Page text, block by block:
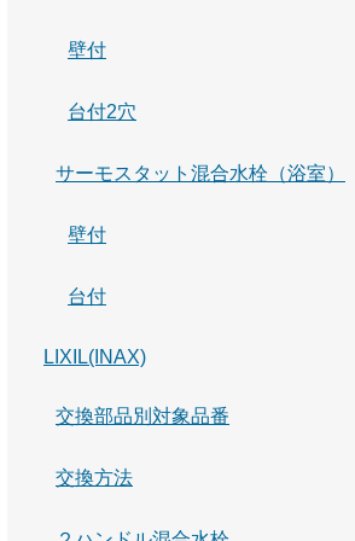
壁付
台付2穴
サーモスタット混合水栓（浴室）
壁付
台付
LIXIL(INAX)
交換部品別対象品番
交換方法